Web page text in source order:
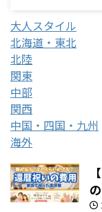
大人スタイル
北海道・東北
北陸
関東
中部
関西
中国・四国・九州
海外